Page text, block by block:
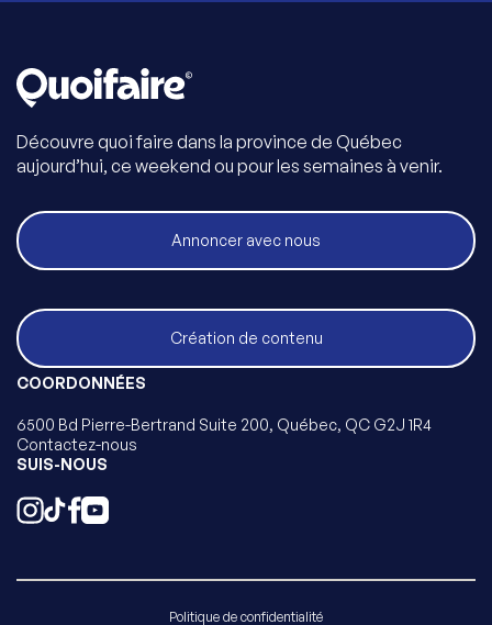
Découvre quoi faire dans la province de Québec
aujourd’hui, ce weekend ou pour les semaines à venir.
Annoncer avec nous
Création de contenu
COORDONNÉES
6500 Bd Pierre-Bertrand Suite 200, Québec, QC G2J 1R4
Contactez-nous
SUIS-NOUS
Politique de confidentialité